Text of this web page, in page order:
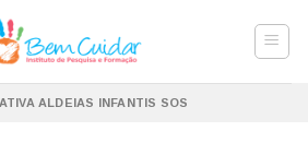
ALDEIAS INFANTIS SOS